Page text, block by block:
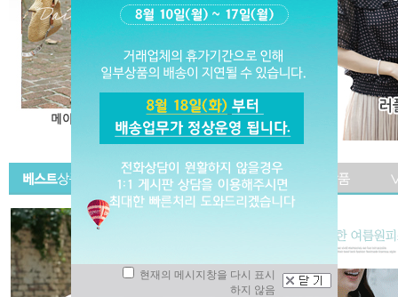
현재의 메시지창을 다시 표시
하지 않음